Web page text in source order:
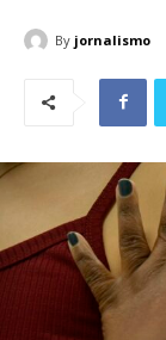
By jornalismo